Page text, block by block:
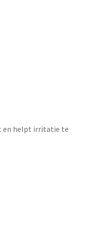
en helpt irritatie te